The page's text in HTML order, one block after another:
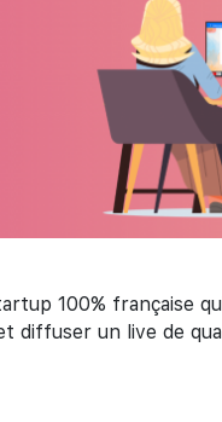
100% française
diffuser un live de